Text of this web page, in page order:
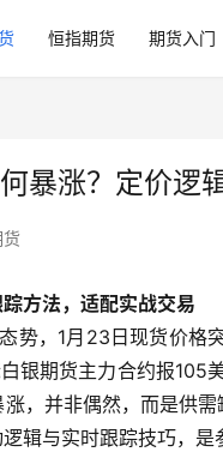
恒指期货 期货入门
暴涨？定价逻
方法，适配实战交易
势，1月23日现货价格
银期货主力合约报105
，并非偶然，而是供
辑与实时跟踪技巧，是